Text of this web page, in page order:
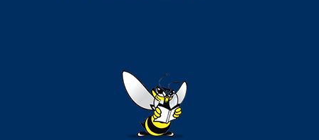
Izletište i vinotočje VINIA